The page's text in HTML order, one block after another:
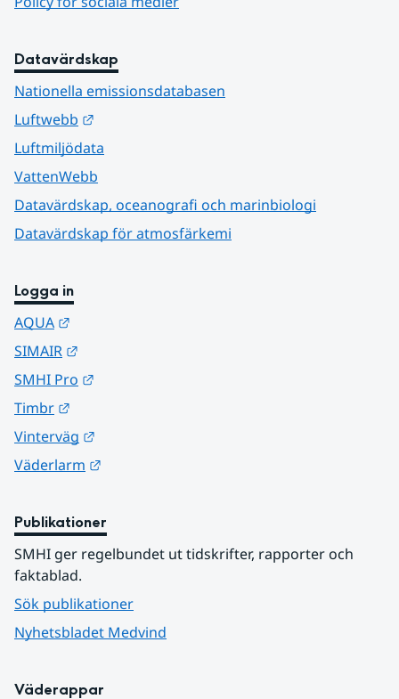
Datavärdskap
Nationella emissionsdatabasen
Luftwebb
Luftmiljödata
VattenWebb
Datavärdskap, oceanografi och marinbiologi
Datavärdskap för atmosfärkemi
Logga in
AQUA
SIMAIR
SMHI Pro
Timbr
Vinterväg
Väderlarm
Publikationer
SMHI ger regelbundet ut tidskrifter, rapporter och
faktablad.
Sök publikationer
Nyhetsbladet Medvind
Väderappar